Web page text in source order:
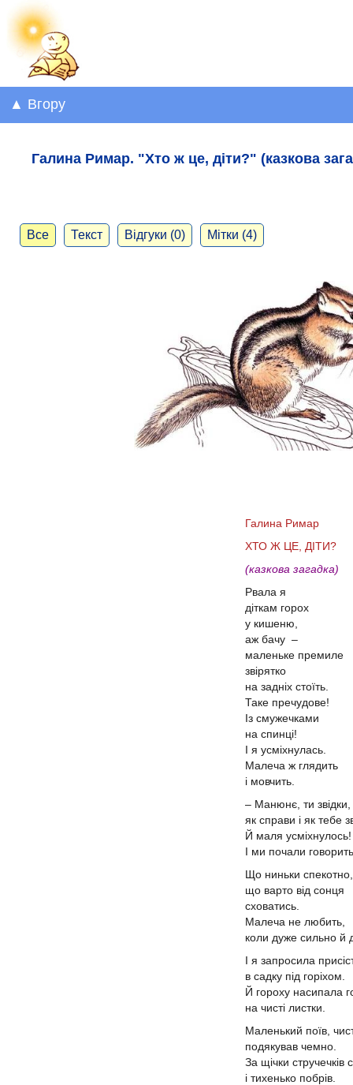
▲ Вгору
Галина Римар. "Хто ж це, діти?" (казкова
Все Текст Відгуки (0) Мітки (4)
Галина Римар
ХТО Ж ЦЕ, ДІТИ?
(казкова загадка)
Рвала я
діткам горох
у кишеню,
аж бачу –
маленьке премиле
звірятко
на задніх стоїть.
Таке пречудове!
Із смужечками
на спинці!
І я усміхнулась.
Малеча ж глядить
і мовчить.
– Манюнє, ти звідки,
як справи і як тебе
Й маля усміхнулось!
І ми почали
Що ниньки спекотно,
що варто від сонця
сховатись.
Малеча не любить,
коли дуже сильно й
І я запросила
в садку під горіхом.
Й гороху насипала
на чисті листки.
Маленький поїв,
подякував чемно.
За щічки стручечків
і тихенько побрів.